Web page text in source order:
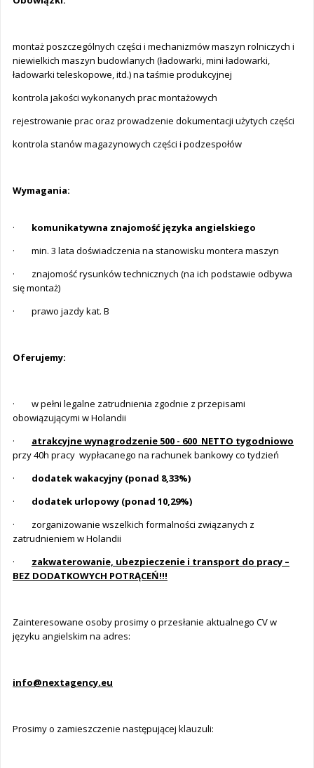
montaż poszczególnych części i mechanizmów maszyn rolniczych i
niewielkich maszyn budowlanych (ładowarki, mini ładowarki,
ładowarki teleskopowe, itd.) na taśmie produkcyjnej
kontrola jakości wykonanych prac montażowych
rejestrowanie prac oraz prowadzenie dokumentacji użytych części
kontrola stanów magazynowych części i podzespołów
Wymagania:
·
komunikatywna znajomość języka angielskiego
· min. 3 lata doświadczenia na stanowisku montera maszyn
· znajomość rysunków technicznych (na ich podstawie odbywa
się montaż)
· prawo jazdy kat. B
Oferujemy:
· w pełni legalne zatrudnienia zgodnie z przepisami
obowiązującymi w Holandii
· atrakcyjne wynagrodzenie 500 - 600 NETTO tygodniowo
przy 40h pracy wypłacanego na rachunek bankowy co tydzień
· dodatek wakacyjny (ponad 8,33%)
· dodatek urlopowy (ponad 10,29%)
· zorganizowanie wszelkich formalności związanych z
zatrudnieniem w Holandii
· zakwaterowanie, ubezpieczenie i transport do pracy –
BEZ DODATKOWYCH POTRĄCEŃ!!!
Zainteresowane osoby prosimy o przesłanie aktualnego CV w
języku angielskim na adres:
info@nextagency.eu
Prosimy o zamieszczenie następującej klauzuli: